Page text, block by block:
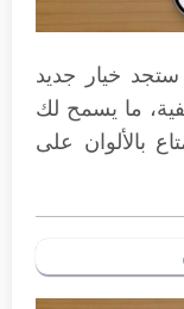
خيار جديد
ما يسمح لك
بالألوان على